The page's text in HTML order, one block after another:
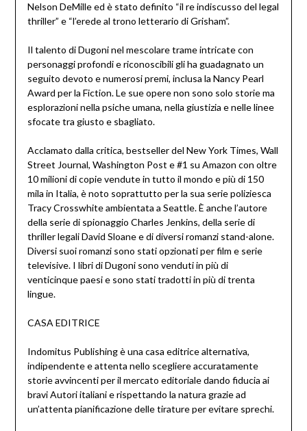
Nelson DeMille ed è stato definito “il re indiscusso del legal
thriller” e “l’erede al trono letterario di Grisham”.
Il talento di Dugoni nel mescolare trame intricate con
personaggi profondi e riconoscibili gli ha guadagnato un
seguito devoto e numerosi premi, inclusa la Nancy Pearl
Award per la Fiction. Le sue opere non sono solo storie ma
esplorazioni nella psiche umana, nella giustizia e nelle linee
sfocate tra giusto e sbagliato.
Acclamato dalla critica, bestseller del New York Times, Wall
Street Journal, Washington Post e #1 su Amazon con oltre
10 milioni di copie vendute in tutto il mondo e più di 150
mila in Italia, è noto soprattutto per la sua serie poliziesca
Tracy Crosswhite ambientata a Seattle. È anche l’autore
della serie di spionaggio Charles Jenkins, della serie di
thriller legali David Sloane e di diversi romanzi stand-alone.
Diversi suoi romanzi sono stati opzionati per film e serie
televisive. I libri di Dugoni sono venduti in più di
venticinque paesi e sono stati tradotti in più di trenta
lingue.
CASA EDITRICE
Indomitus Publishing è una casa editrice alternativa,
indipendente e attenta nello scegliere accuratamente
storie avvincenti per il mercato editoriale dando fiducia ai
bravi Autori italiani e rispettando la natura grazie ad
un’attenta pianificazione delle tirature per evitare sprechi.